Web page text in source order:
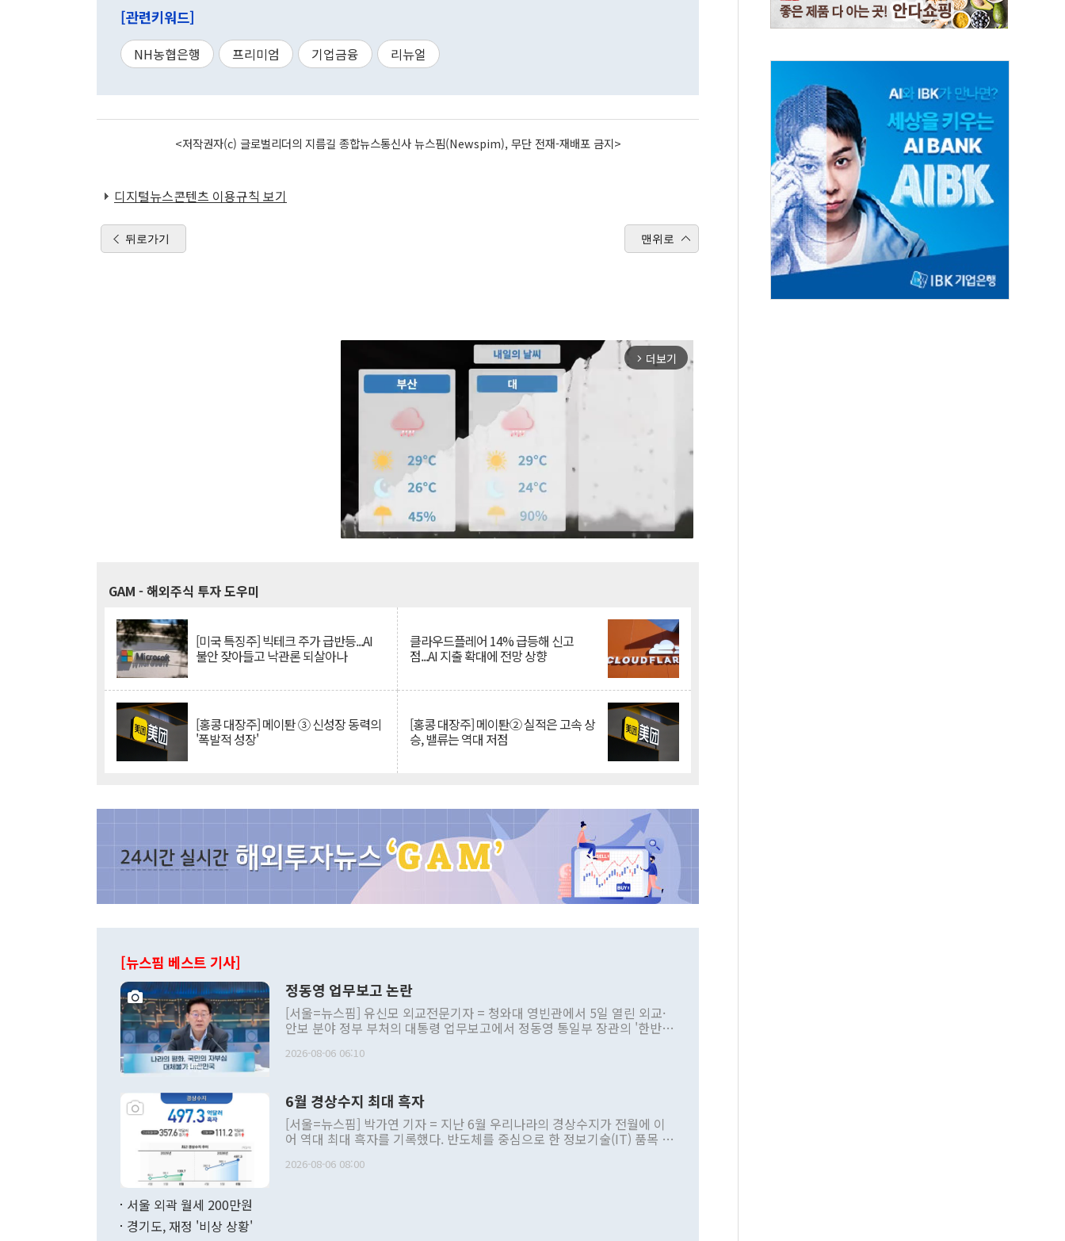
[관련키워드]
NH농협은행 프리미엄 기업금융 리뉴얼
<저작권자(c) 글로벌리더의 지름길 종합뉴스통신사 뉴스핌(Newspim), 무단 전재-재배포 금지>
디지털뉴스콘텐츠 이용규칙 보기
뒤로가기 맨위로
arrow_forward_ios 더보기
GAM - 해외주식 투자 도우미
[미국 특징주] 빅테크 주가 급반등...AI
불안 잦아들고 낙관론 되살아나
클라우드플레어 14% 급등해 신고
점...AI 지출 확대에 전망 상향
[홍콩 대장주] 메이퇀 ③ 신성장 동력의
'폭발적 성장'
[홍콩 대장주] 메이퇀② 실적은 고속 상
승, 밸류는 역대 저점
[뉴스핌 베스트 기사]
정동영 업무보고 논란
[서울=뉴스핌] 유신모 외교전문기자 = 청와대 영빈관에서 5일 열린 외교·
안보 분야 정부 부처의 대통령 업무보고에서 정동영 통일부 장관의 '한반도
발언 중에는 정부 내 조율을 거치지 않은 사안을 정책으로 추진하겠다고 공
주의적 희망에 근거한 비현실적 구상'이라는 비판을 내놨다. 그동안 정 장
관의 대북 정책 관련 발언이 물의를 빚은 적은 여러 번 있지만 대통령과 유
관 부처 장관이 공개적으로 부정적 입장을 표명한 것은 이례적이다. 정 장
관의 무리한 대북 접근법과 월권을 제어해야 한다는 목소리도 높아지고 있
다. [정동영 통일부 장관이 지난달 23일 오후 서울 종로구 정부서울청사에
2026-08-06 06:10
6월 경상수지 최대 흑자
[서울=뉴스핌] 박가연 기자 = 지난 6월 우리나라의 경상수지가 전월에 이
어 역대 최대 흑자를 기록했다. 반도체를 중심으로 한 정보기술(IT) 품목 수
료=한국은행] 한국은행이 6일 발표한 '2026년 6월 국제수지(잠정)'에 따르
2026-08-06 08:00
서울 외곽 월세 200만원
경기도, 재정 '비상 상황'